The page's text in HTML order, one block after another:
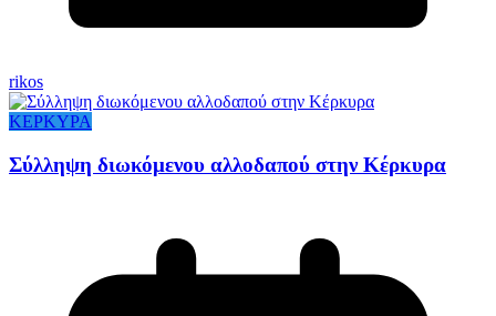
rikos
ΚΕΡΚΥΡΑ
Σύλληψη διωκόμενου αλλοδαπού στην Κέρκυρα